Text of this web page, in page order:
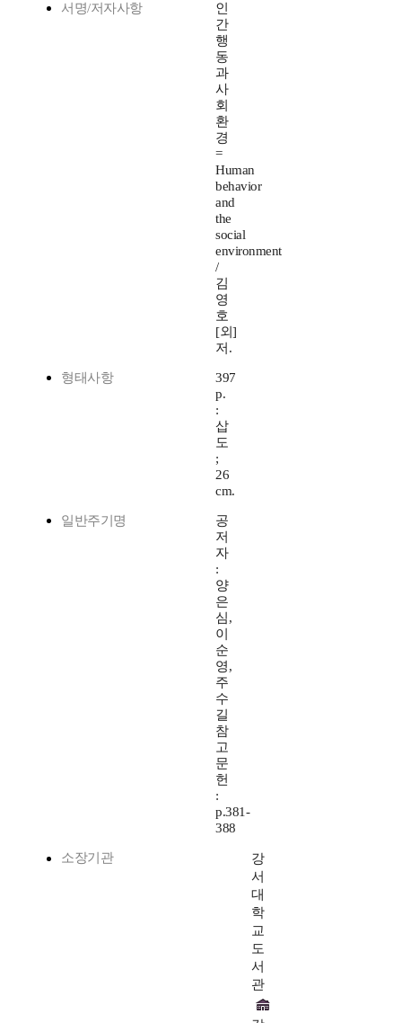
서명/저자사항
인
간
행
동
과
사
회
환
경
=
Human
behavior
and
the
social
environment
/
김
영
호
[외]
저.
형태사항
397
p.
:
삽
도
;
26
cm.
일반주기명
공
저
자
:
양
은
심,
이
순
영,
주
수
길
참
고
문
헌
:
p.381-
388
소장기관
강
서
대
학
교
도
서
관